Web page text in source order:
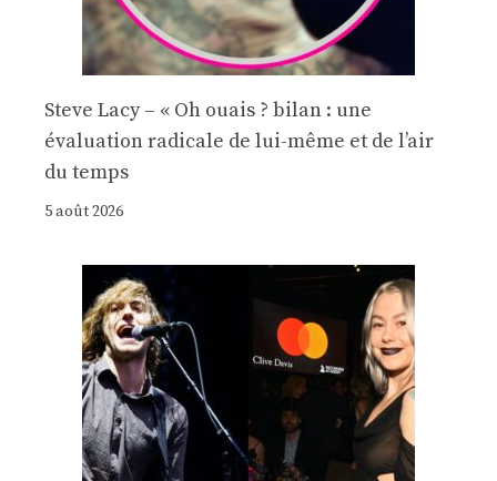
Steve Lacy – « Oh ouais ? bilan : une
évaluation radicale de lui-même et de l’air
du temps
5 août 2026